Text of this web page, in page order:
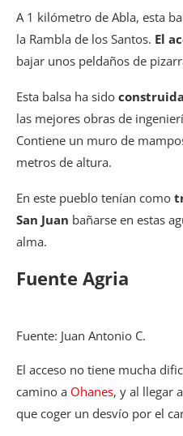
A 1 kilómetro de Abla, esta
la Rambla de los Santos. El
bajar unos peldaños de
Esta balsa ha sido
las mejores obras de
Contiene un muro de
metros de altura.
En este pueblo tenían como
San Juan bañarse en estas
alma.
Fuente Agria
Fuente: Juan Antonio C.
El acceso no tiene mucha
camino a Ohanes, y al llegar
que coger un desvío por el